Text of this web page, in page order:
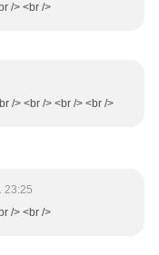
/> <br />
/> <br /> <br /> <br />
23:25
/> <br />